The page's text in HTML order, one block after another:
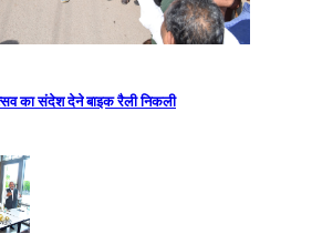
का संदेश देने बाइक रैली निकली